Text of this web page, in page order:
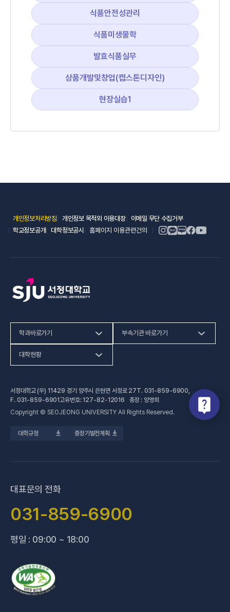
식품안전성관리
식품미생물학
발효식품실무
상품개발및창업(캡스톤디자인)
현장실습1
개인정보처리방침(새 창 열림)
개인정보 목적외 이용대장(새 창 열림)
이메일 무단 수집거부(새 창 열림)
학교정보공개(새 창 열림)
대학정보공시(새 창 열림)
홈페이지 이용관련건의
학과바로가기
인문사회계열
공학계열
전문기술석사
부속기관 바로가기
건강증진센터(새 창 열림)
교육혁신지원센터(새 창 열림)
성인학습지원센터
대학현황
대학정보공시(새 창 열림)
업무추진비 사용내역
법정위원회 회의록
대학규정 중장기발전계획
서정대학교 (우) 11429 경기 양주시 은현면 서정로 27T. 031-859-6900
F. 031-859-6901고유번호: 127-82-12016 총장 : 양영희
Copyright © SEOJEONG UNIVERSITY All Rights Reserved.
대표문의 전화
031-859-6900
평일 : 09:00 ~ 18:00